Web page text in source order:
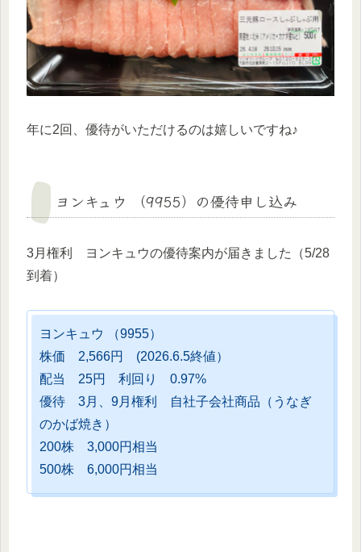
年に2回、優待がいただけるのは嬉しいですね♪
ヨンキュウ （9955）の優待申し込み
3月権利 ヨンキュウの優待案内が届きました（5/28
到着）
ヨンキュウ （9955）
株価 2,566円 (2026.6.5終値）
配当 25円 利回り 0.97%
優待 3月、9月権利 自社子会社商品（うなぎ
のかば焼き）
200株 3,000円相当
500株 6,000円相当